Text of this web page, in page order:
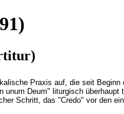
Praxis auf, die seit
Deum" liturgisch
Schritt, das "Credo" vor den